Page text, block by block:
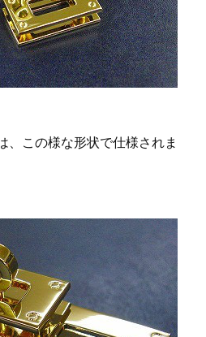
、この様な形状で仕様されま